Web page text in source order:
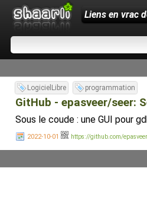
Liens en vrac
LogicielLibre programmation
GitHub - epasveer/seer:
Sous le coude : une GUI pour
2022-10-01 https://github.com/